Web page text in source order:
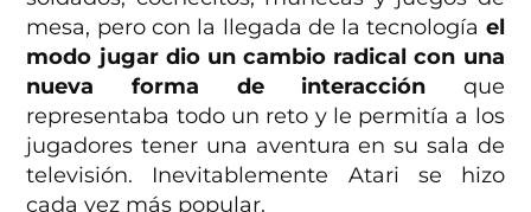
mesa, pero con la llegada de la tecnología el
modo jugar dio un cambio radical con una
nueva forma de interacción que
representaba todo un reto y le permitía a los
jugadores tener una aventura en su sala de
televisión. Inevitablemente Atari se hizo
cada vez más popular.